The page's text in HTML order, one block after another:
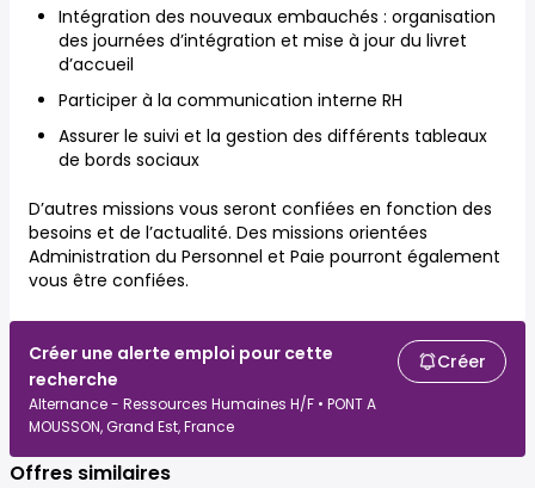
Intégration des nouveaux embauchés : organisation
des journées d’intégration et mise à jour du livret
d’accueil
Participer à la communication interne RH
Assurer le suivi et la gestion des différents tableaux
de bords sociaux
D’autres missions vous seront confiées en fonction des
besoins et de l’actualité. Des missions orientées
Administration du Personnel et Paie pourront également
vous être confiées.
Créer une alerte emploi pour cette
recherche
Alternance - Ressources Humaines H/F • PONT A
MOUSSON, Grand Est, France
Créer
Offres similaires